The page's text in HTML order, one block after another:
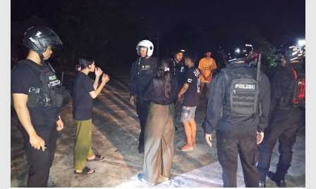
r
a
t
I
n
t
e
n
s
i